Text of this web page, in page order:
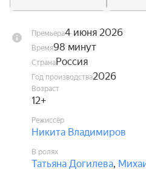
Премьера4 июня 2026
Время98 минут
СтранаРоссия
Год производства2026
Возраст
12+
Режиссёр
Никита Владимиров
В ролях
Татьяна Догилева,